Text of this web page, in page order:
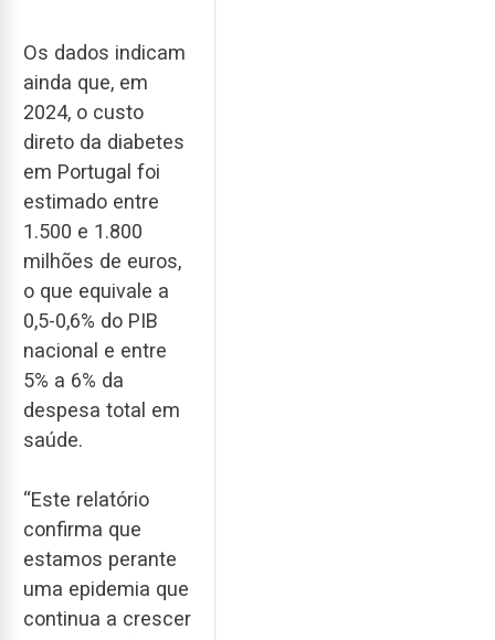
Os dados indicam
ainda que, em
2024, o custo
direto da diabetes
em Portugal foi
estimado entre
1.500 e 1.800
milhões de euros,
o que equivale a
0,5-0,6% do PIB
nacional e entre
5% a 6% da
despesa total em
saúde.
“Este relatório
confirma que
estamos perante
uma epidemia que
continua a crescer